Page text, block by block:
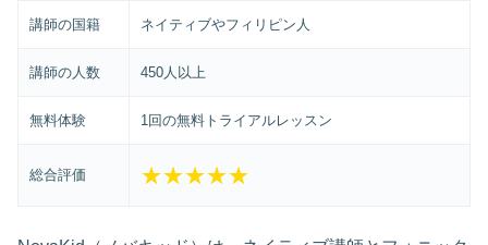
講師の国籍 ネイティブやフィリピン人
講師の人数 450人以上
無料体験 1回の無料トライアルレッスン
総合評価 ★★★★★